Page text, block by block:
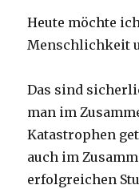
Heute möchte
Menschlichkeit
Das sind
man im
Katastrophen
auch im
erfolgreichen